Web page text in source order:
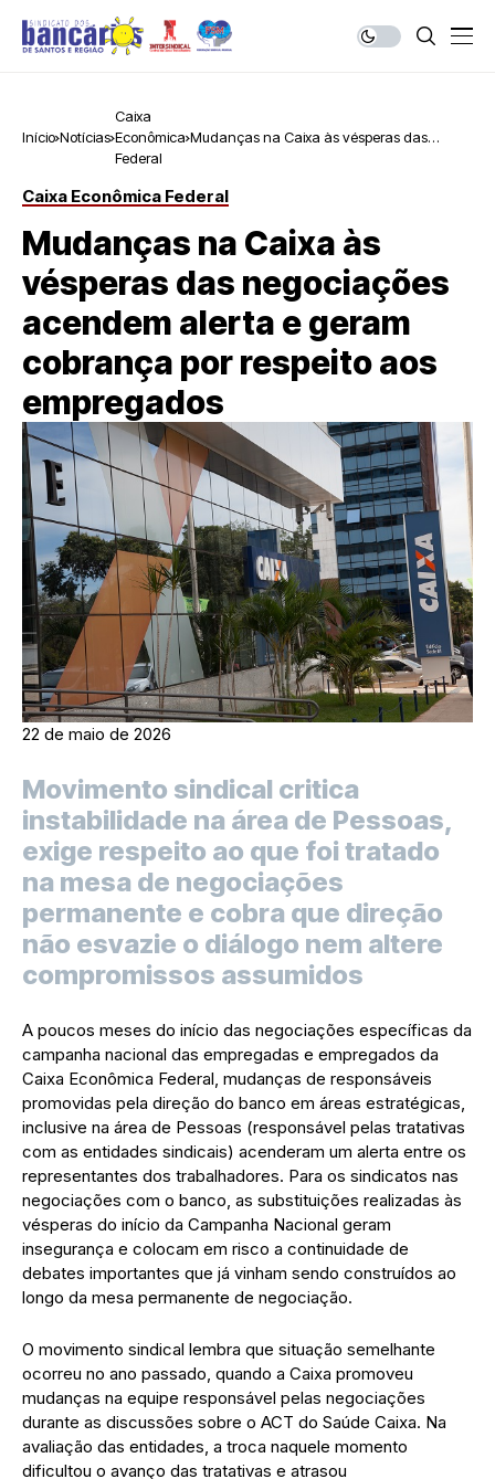
Início Notícias
Caixa
Econômica
Federal
Mudanças na Caixa às vésperas das
Caixa Econômica Federal
Mudanças na Caixa às
vésperas das negociações
acendem alerta e geram
cobrança por respeito aos
empregados
22 de maio de 2026
Movimento sindical critica
instabilidade na área de Pessoas,
exige respeito ao que foi tratado
na mesa de negociações
permanente e cobra que direção
não esvazie o diálogo nem altere
compromissos assumidos
A poucos meses do início das negociações específicas da
campanha nacional das empregadas e empregados da
Caixa Econômica Federal, mudanças de responsáveis
promovidas pela direção do banco em áreas estratégicas,
inclusive na área de Pessoas (responsável pelas tratativas
com as entidades sindicais) acenderam um alerta entre os
representantes dos trabalhadores. Para os sindicatos nas
negociações com o banco, as substituições realizadas às
vésperas do início da Campanha Nacional geram
insegurança e colocam em risco a continuidade de
debates importantes que já vinham sendo construídos ao
longo da mesa permanente de negociação.
O movimento sindical lembra que situação semelhante
ocorreu no ano passado, quando a Caixa promoveu
mudanças na equipe responsável pelas negociações
durante as discussões sobre o ACT do Saúde Caixa. Na
avaliação das entidades, a troca naquele momento
dificultou o avanço das tratativas e atrasou